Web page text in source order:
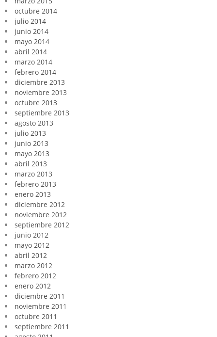
octubre 2014
julio 2014
junio 2014
mayo 2014
abril 2014
marzo 2014
febrero 2014
diciembre 2013
noviembre 2013
octubre 2013
septiembre 2013
agosto 2013
julio 2013
junio 2013
mayo 2013
abril 2013
marzo 2013
febrero 2013
enero 2013
diciembre 2012
noviembre 2012
septiembre 2012
junio 2012
mayo 2012
abril 2012
marzo 2012
febrero 2012
enero 2012
diciembre 2011
noviembre 2011
octubre 2011
septiembre 2011